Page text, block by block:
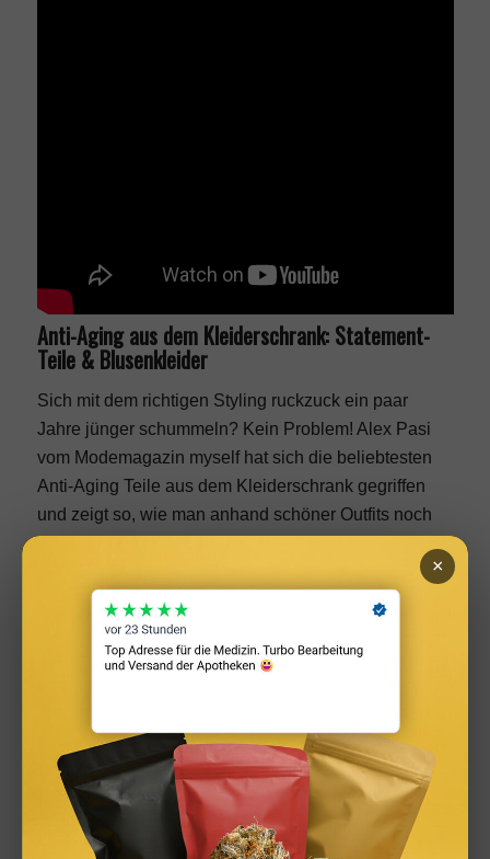
Anti-Aging aus dem Kleiderschrank: Statement-
Teile & Blusenkleider
Sich mit dem richtigen Styling ruckzuck ein paar
Jahre jünger schummeln? Kein Problem! Alex Pasi
vom Modemagazin myself hat sich die beliebtesten
Anti-Aging Teile aus dem Kleiderschrank gegriffen
und zeigt so, wie man anhand schöner Outfits noch
das ein oder andere Jahr herausholen kann.
×